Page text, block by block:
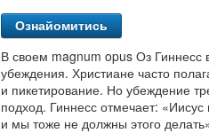
Ознайомитись
В своем magnum opus Оз Гиннесс
убеждения. Христиане часто
и пикетирование. Но убеждение
подход. Гиннесс отмечает:
и мы тоже не должны этого